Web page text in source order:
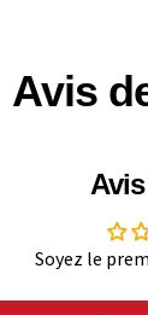
Avis
Soyez le